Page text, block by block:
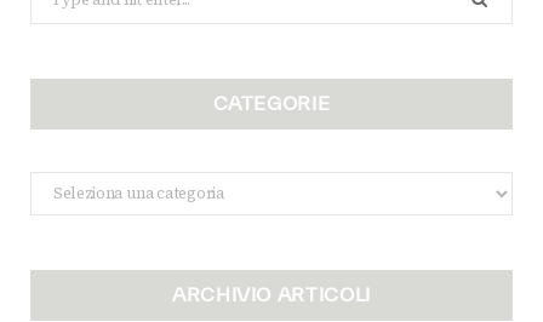
for:
CATEGORIE
Categorie
ARCHIVIO ARTICOLI